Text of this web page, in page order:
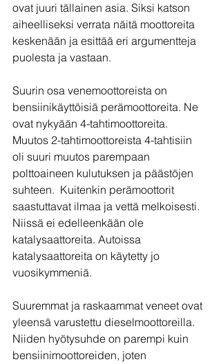
ovat juuri tällainen asia. Siksi katson
aiheelliseksi verrata näitä moottoreita
keskenään ja esittää eri argumentteja
puolesta ja vastaan.
Suurin osa venemoottoreista on
bensiinikäyttöisiä perämoottoreita. Ne
ovat nykyään 4-tahtimoottoreita.
Muutos 2-tahtimoottoreista 4-tahtisiin
oli suuri muutos parempaan
polttoaineen kulutuksen ja päästöjen
suhteen.  Kuitenkin perämoottorit
saastuttavat ilmaa ja vettä melkoisesti.
Niissä ei edelleenkään ole
katalysaattoreita. Autoissa
katalysaattoreita on käytetty jo
vuosikymmeniä.
Suuremmat ja raskaammat veneet ovat
yleensä varustettu dieselmoottoreilla.
Niiden hyötysuhde on parempi kuin
bensiinimoottoreiden, joten